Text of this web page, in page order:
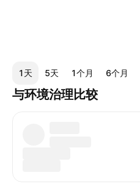
1天 5天 1个月 6个月
与环境治理比较